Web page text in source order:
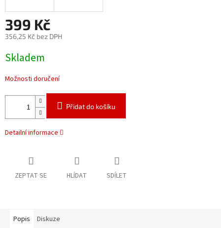
399 Kč
356,25 Kč bez DPH
cena:
Skladem
Možnosti doručení
Přidat do košíku
Detailní informace
ZEPTAT SE HLÍDAT SDÍLET
Popis Diskuze